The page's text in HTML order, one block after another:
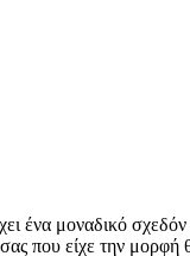
ένα μοναδικό
που είχε την